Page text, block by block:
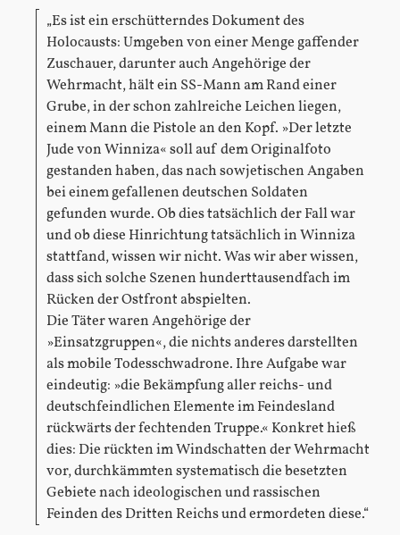
„Es ist ein erschütterndes Dokument des
Holocausts: Umgeben von einer Menge gaffender
Zuschauer, darunter auch Angehörige der
Wehrmacht, hält ein SS-Mann am Rand einer
Grube, in der schon zahlreiche Leichen liegen,
einem Mann die Pistole an den Kopf. »Der letzte
Jude von Winniza« soll auf dem Originalfoto
gestanden haben, das nach sowjetischen Angaben
bei einem gefallenen deutschen Soldaten
gefunden wurde. Ob dies tatsächlich der Fall war
und ob diese Hinrichtung tatsächlich in Winniza
stattfand, wissen wir nicht. Was wir aber wissen,
dass sich solche Szenen hunderttausendfach im
Rücken der Ostfront abspielten.
Die Täter waren Angehörige der
»Einsatzgruppen«, die nichts anderes darstellten
als mobile Todesschwadrone. Ihre Aufgabe war
eindeutig: »die Bekämpfung aller reichs- und
deutschfeindlichen Elemente im Feindesland
rückwärts der fechtenden Truppe.« Konkret hieß
dies: Die rückten im Windschatten der Wehrmacht
vor, durchkämmten systematisch die besetzten
Gebiete nach ideologischen und rassischen
Feinden des Dritten Reichs und ermordeten diese.“